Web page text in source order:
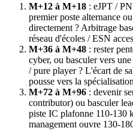
M+12 à M+18 : eJPT /
premier poste alternance
directement ? Arbitrage
réseau d'écoles / ESN
M+36 à M+48 : rester
cyber, ou basculer vers
/ pure player ? L'écart de
pousse vers la
M+72 à M+96 : devenir
contributor) ou basculer
piste IC plafonne 110-130
management ouvre 130-